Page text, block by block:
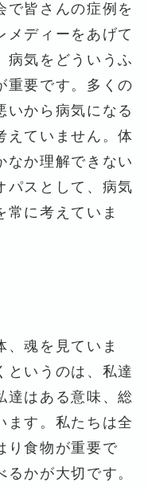
で皆さんの症例を
メディーをあげて
病気をどういうふ
重要です。多くの
いから病気になる
えていません。体
なか理解できない
パスとして、病気
常に考えていま
、魂を見ていま
というのは、私達
達はある意味、総
ます。私たちは全
り食物が重要で
かが大切です。